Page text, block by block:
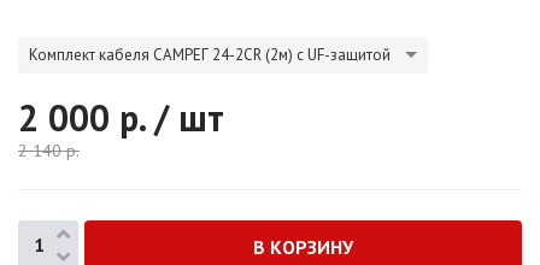
Комплект кабеля САМРЕГ 24-2CR (2м) с UF-защитой
2 000 р. / шт
2 140р.